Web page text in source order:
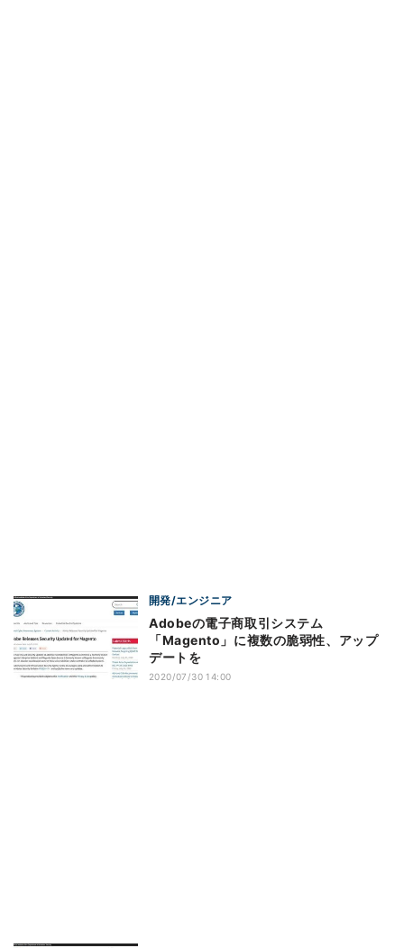
開発/エンジニア
Adobeの電子商取引システム
「Magento」に複数の脆弱性、アップ
デートを
2020/07/30 14:00